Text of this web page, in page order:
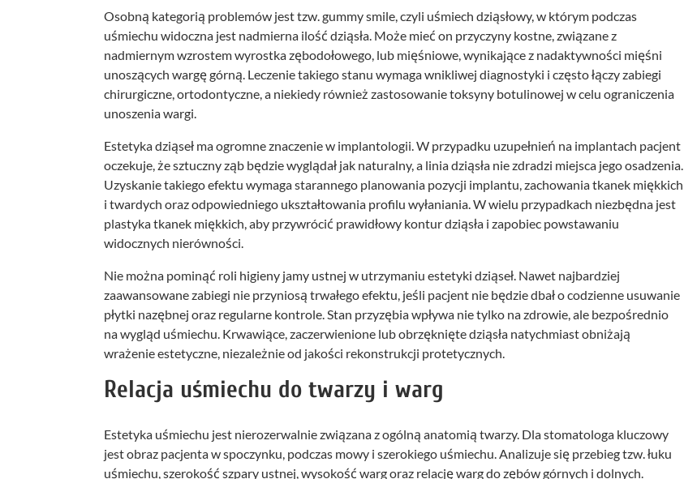
Osobną kategorią problemów jest tzw. gummy smile, czyli uśmiech dziąsłowy, w którym podczas
uśmiechu widoczna jest nadmierna ilość dziąsła. Może mieć on przyczyny kostne, związane z
nadmiernym wzrostem wyrostka zębodołowego, lub mięśniowe, wynikające z nadaktywności mięśni
unoszących wargę górną. Leczenie takiego stanu wymaga wnikliwej diagnostyki i często łączy zabiegi
chirurgiczne, ortodontyczne, a niekiedy również zastosowanie toksyny botulinowej w celu ograniczenia
unoszenia wargi.
Estetyka dziąseł ma ogromne znaczenie w implantologii. W przypadku uzupełnień na implantach pacjent
oczekuje, że sztuczny ząb będzie wyglądał jak naturalny, a linia dziąsła nie zdradzi miejsca jego osadzenia.
Uzyskanie takiego efektu wymaga starannego planowania pozycji implantu, zachowania tkanek miękkich
i twardych oraz odpowiedniego ukształtowania profilu wyłaniania. W wielu przypadkach niezbędna jest
plastyka tkanek miękkich, aby przywrócić prawidłowy kontur dziąsła i zapobiec powstawaniu
widocznych nierówności.
Nie można pominąć roli higieny jamy ustnej w utrzymaniu estetyki dziąseł. Nawet najbardziej
zaawansowane zabiegi nie przyniosą trwałego efektu, jeśli pacjent nie będzie dbał o codzienne usuwanie
płytki nazębnej oraz regularne kontrole. Stan przyzębia wpływa nie tylko na zdrowie, ale bezpośrednio
na wygląd uśmiechu. Krwawiące, zaczerwienione lub obrzęknięte dziąsła natychmiast obniżają
wrażenie estetyczne, niezależnie od jakości rekonstrukcji protetycznych.
Relacja uśmiechu do twarzy i warg
Estetyka uśmiechu jest nierozerwalnie związana z ogólną anatomią twarzy. Dla stomatologa kluczowy
jest obraz pacjenta w spoczynku, podczas mowy i szerokiego uśmiechu. Analizuje się przebieg tzw. łuku
uśmiechu, szerokość szpary ustnej, wysokość warg oraz relację warg do zębów górnych i dolnych.